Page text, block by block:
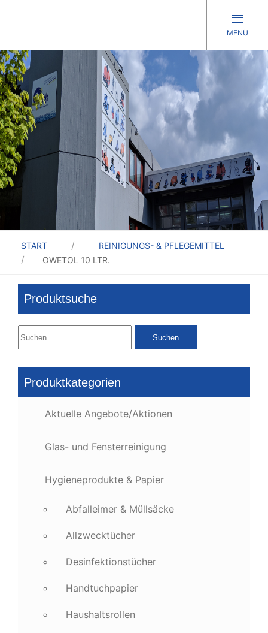
MENÜ
START
REINIGUNGS- & PFLEGEMITTEL
OWETOL 10 LTR.
Produktsuche
Suchen
nach:
Produktkategorien
Aktuelle Angebote/Aktionen
Glas- und Fensterreinigung
Hygieneprodukte & Papier
Abfalleimer & Müllsäcke
Allzwecktücher
Desinfektionstücher
Handtuchpapier
Haushaltsrollen